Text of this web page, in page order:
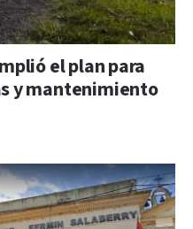
el plan para
y mantenimiento